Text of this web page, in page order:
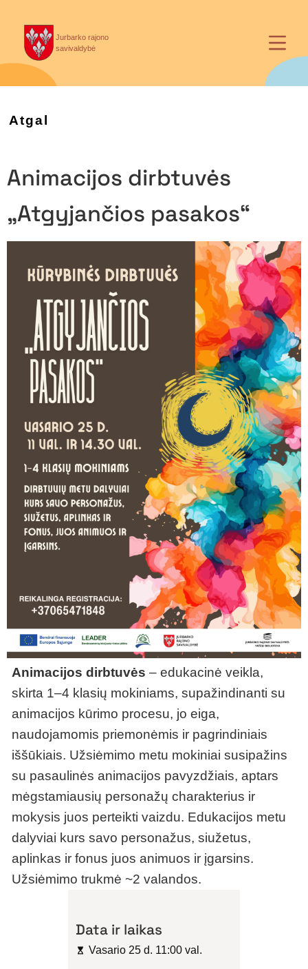
Jurbarko rajono
savivaldybė
Atgal
Animacijos dirbtuvės
„Atgyjančios pasakos“
Animacijos dirbtuvės – edukacinė veikla,
skirta 1–4 klasių mokiniams, supažindinanti su
animacijos kūrimo procesu, jo eiga,
naudojamomis priemonėmis ir pagrindiniais
iššūkiais. Užsiėmimo metu mokiniai susipažins
su pasaulinės animacijos pavyzdžiais, aptars
mėgstamiausių personažų charakterius ir
mokysis juos perteikti vaizdu. Edukacijos metu
dalyviai kurs savo personažus, siužetus,
aplinkas ir fonus juos animuos ir įgarsins.
Užsiėmimo trukmė ~2 valandos.
Data ir laikas
Vasario 25 d. 11:00 val.